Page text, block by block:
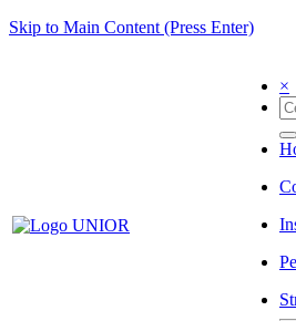
Skip to Main Content (Press Enter)
×